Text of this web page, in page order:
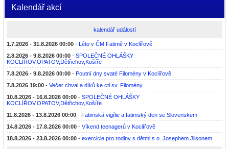
Kalendář akcí
kalendář událostí
1.7.2026 - 31.8.2026 00:00 - Léto v ČM Fatimě v Koclířově
2.8.2026 - 9.8.2026 00:00 - SPOLEČNÉ OHLÁŠKY
KOCLÍŘOV,OPATOV,Dětřichov,Košíře
7.8.2026 - 9.8.2026 00:00 - Poutní dny svaté Filomény v Koclířově
7.8.2026 19:00 - Večer chval a díků ke cti sv. Filomény
10.8.2026 - 16.8.2026 00:00 - SPOLEČNÉ OHLÁŠKY
KOCLÍŘOV,OPATOV,Dětřichov,Košíře
11.8.2026 - 13.8.2026 00:00 - Fatimská vigílie a fatimský den se Slovenskem
14.8.2026 - 17.8.2026 00:00 - Víkend teenagerů v Koclířově
18.8.2026 - 23.8.2026 00:00 - exercicie pro rodiny s dětmi s o. Josephem Jilsonem